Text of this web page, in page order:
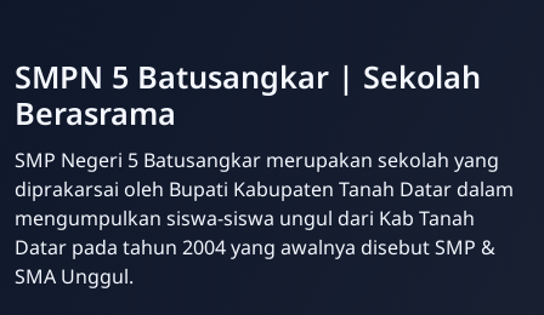
SMPN 5 Batusangkar | Sekolah
Berasrama
SMP Negeri 5 Batusangkar merupakan sekolah yang
diprakarsai oleh Bupati Kabupaten Tanah Datar dalam
mengumpulkan siswa-siswa ungul dari Kab Tanah
Datar pada tahun 2004 yang awalnya disebut SMP &
SMA Unggul.